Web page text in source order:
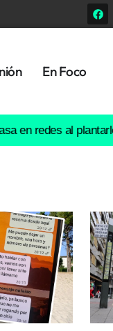
En Foco
al plantarle cara a